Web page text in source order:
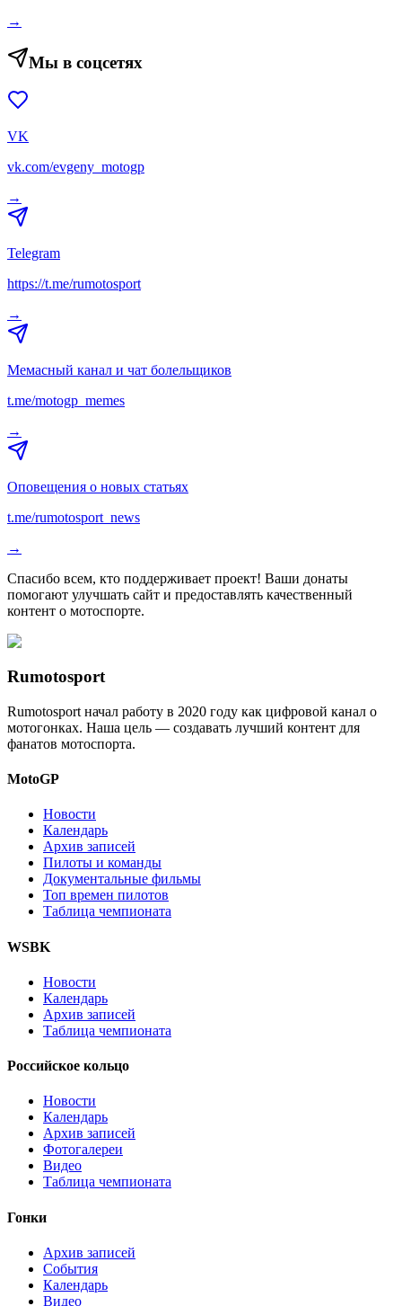
→
Мы в соцсетях
VK
vk.com/evgeny_motogp
→
Telegram
https://t.me/rumotosport
→
Мемасный канал и чат болельщиков
t.me/motogp_memes
→
Оповещения о новых статьях
t.me/rumotosport_news
→
Спасибо всем, кто поддерживает проект! Ваши донаты
помогают улучшать сайт и предоставлять качественный
контент о мотоспорте.
Rumotosport
Rumotosport начал работу в 2020 году как цифровой канал о
мотогонках. Наша цель — создавать лучший контент для
фанатов мотоспорта.
MotoGP
Новости
Календарь
Архив записей
Пилоты и команды
Документальные фильмы
Топ времен пилотов
Таблица чемпионата
WSBK
Новости
Календарь
Архив записей
Таблица чемпионата
Российское кольцо
Новости
Календарь
Архив записей
Фотогалереи
Видео
Таблица чемпионата
Гонки
Архив записей
События
Календарь
Видео